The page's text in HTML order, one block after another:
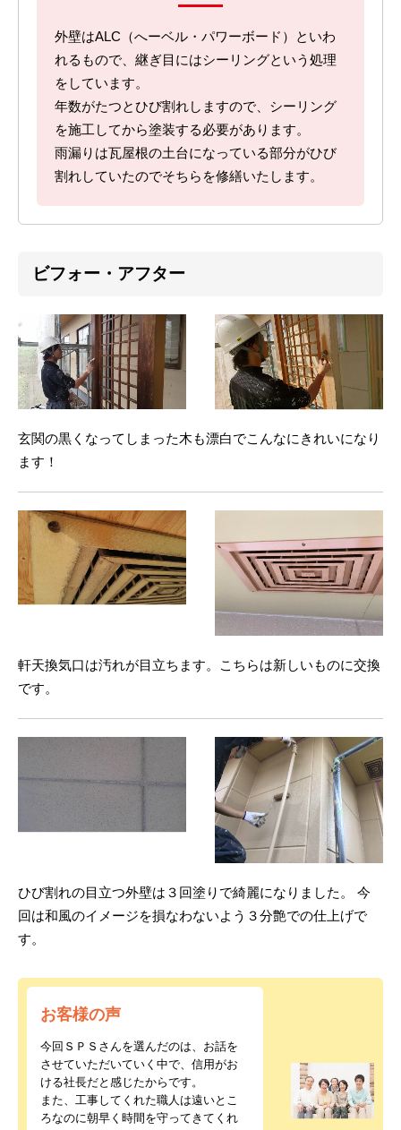
外壁はALC（へーベル・パワーボード）といわ
れるもので、継ぎ目にはシーリングという処理
をしています。
年数がたつとひび割れしますので、シーリング
を施工してから塗装する必要があります。
雨漏りは瓦屋根の土台になっている部分がひび
割れしていたのでそちらを修繕いたします。
ビフォー・アフター
玄関の黒くなってしまった木も漂白でこんなにきれいになり
ます！
軒天換気口は汚れが目立ちます。こちらは新しいものに交換
です。
ひび割れの目立つ外壁は３回塗りで綺麗になりました。 今
回は和風のイメージを損なわないよう３分艶での仕上げで
す。
お客様の声
今回ＳＰＳさんを選んだのは、お話を
させていただいていく中で、信用がお
ける社長だと感じたからです。
また、工事してくれた職人は遠いとこ
ろなのに朝早く時間を守ってきてくれ